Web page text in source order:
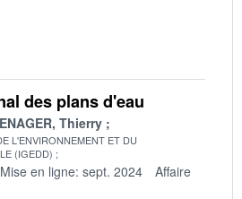
des plans d'eau
Thierry
L'ENVIRONNEMENT ET DU
(IGEDD)
Mise en ligne: sept. 2024
Affaire